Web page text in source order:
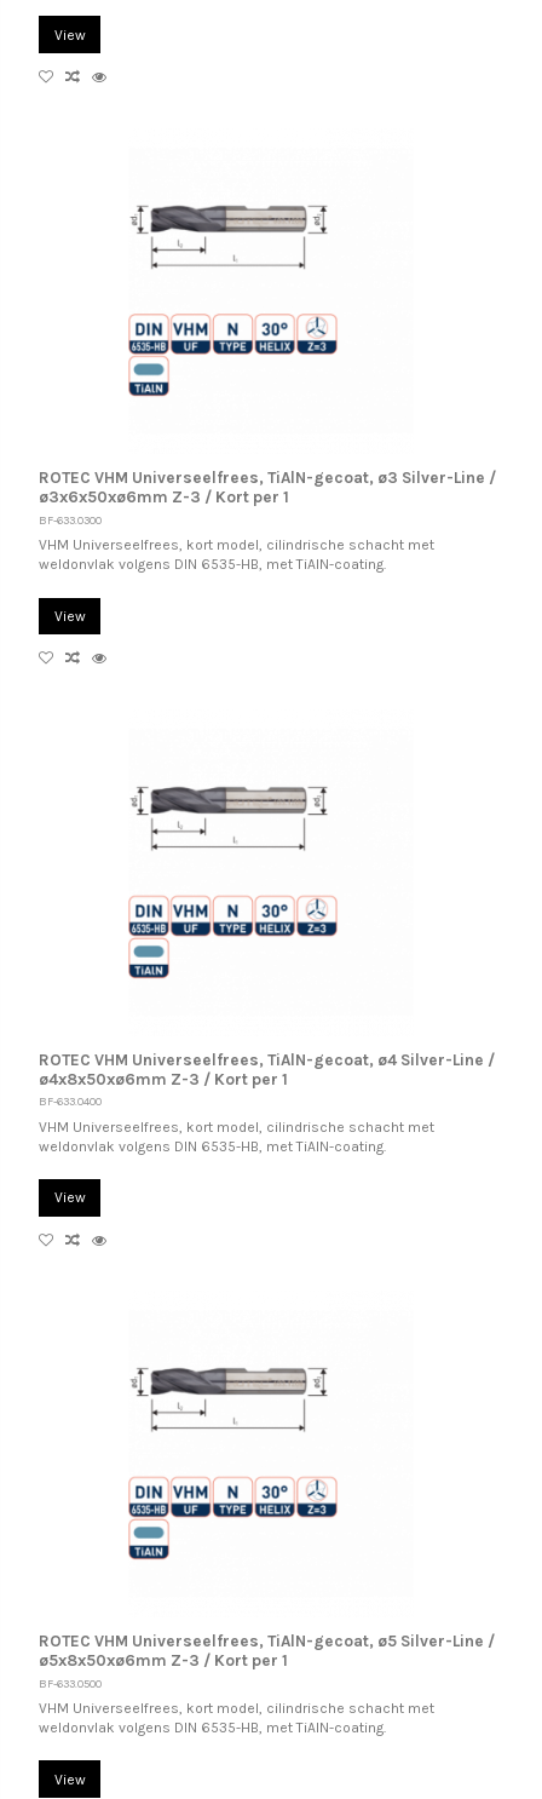
View
ROTEC VHM Universeelfrees, TiAlN-gecoat, ø3 Silver-Line /
ø3x6x50xø6mm Z-3 / Kort per 1
BF-633.0300
VHM Universeelfrees, kort model, cilindrische schacht met
weldonvlak volgens DIN 6535-HB, met TiAlN-coating.
View
ROTEC VHM Universeelfrees, TiAlN-gecoat, ø4 Silver-Line /
ø4x8x50xø6mm Z-3 / Kort per 1
BF-633.0400
VHM Universeelfrees, kort model, cilindrische schacht met
weldonvlak volgens DIN 6535-HB, met TiAlN-coating.
View
ROTEC VHM Universeelfrees, TiAlN-gecoat, ø5 Silver-Line /
ø5x8x50xø6mm Z-3 / Kort per 1
BF-633.0500
VHM Universeelfrees, kort model, cilindrische schacht met
weldonvlak volgens DIN 6535-HB, met TiAlN-coating.
View